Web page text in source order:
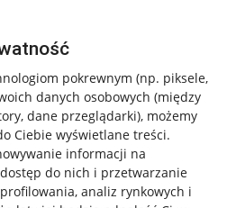
pokrewnym (np. piksele,
danych osobowych (między
dane przeglądarki), możemy
Ciebie wyświetlane treści.
informacji na
do nich i przetwarzanie
analiz rynkowych i